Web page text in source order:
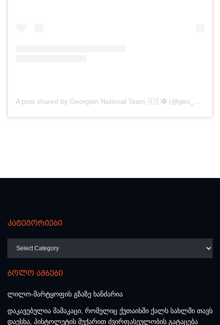
A post shared by Georgian National Team 🇬🇪⚽️ (@geo__team)
კატეგორიები
ბოლო ამბები
ლილო-მარტყოფის გზაზე ხანძარია
დაკავებულია მამაკაცი, რომელიც ქუთაისში ქალს სახლში თავს
დაესხა, პისტოლეტის მუქარით ძვირფასეულობის გატაცება